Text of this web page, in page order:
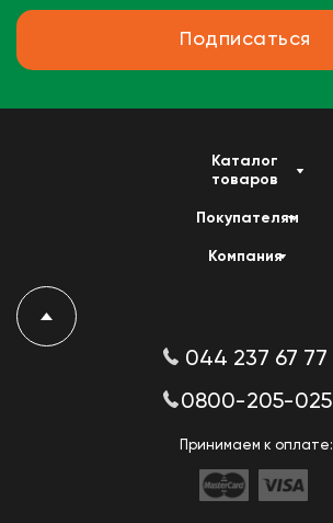
Подписаться
Каталог
товаров
Покупателям
Компания
044 237 67 77
0800-205-025
Принимаем к оплате: